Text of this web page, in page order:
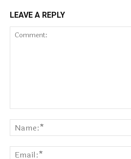
LEAVE A REPLY